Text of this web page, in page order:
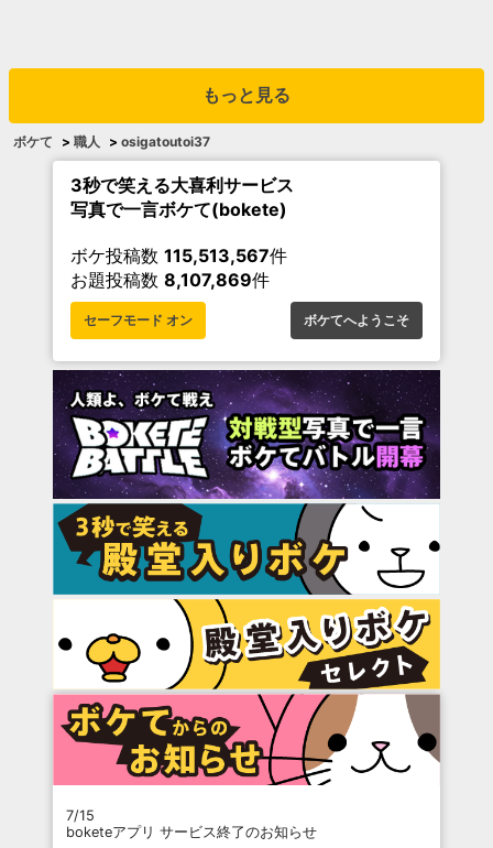
もっと見る
ボケて > 職人 > osigatoutoi37
3秒で笑える大喜利サービス
写真で一言ボケて(bokete)
ボケ投稿数 115,513,567件
お題投稿数 8,107,869件
セーフモード オン ボケてへようこそ
7/15
boketeアプリ サービス終了のお知らせ